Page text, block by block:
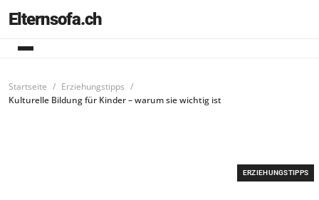
Elternsofa.ch
Startseite
Erziehungstipps
Kulturelle Bildung für Kinder – warum sie wichtig ist
ERZIEHUNGSTIPPS